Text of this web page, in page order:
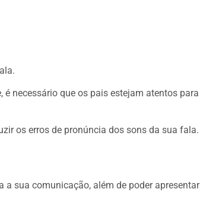
necessário que os pais estejam atentos para
os erros de pronúncia dos sons da sua fala.
sua comunicação, além de poder apresentar